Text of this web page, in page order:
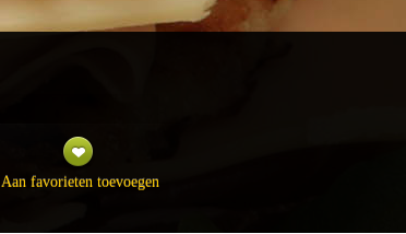
Aan favorieten toevoegen